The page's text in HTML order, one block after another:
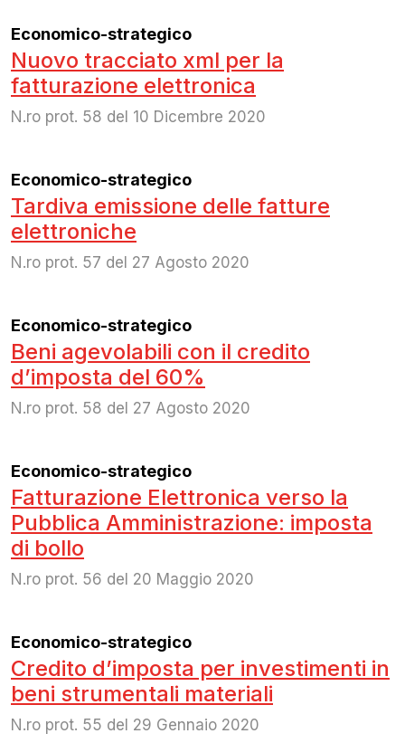
Economico-strategico
Nuovo tracciato xml per la
fatturazione elettronica
N.ro prot. 58 del 10 Dicembre 2020
Economico-strategico
Tardiva emissione delle fatture
elettroniche
N.ro prot. 57 del 27 Agosto 2020
Economico-strategico
Beni agevolabili con il credito
d’imposta del 60%
N.ro prot. 58 del 27 Agosto 2020
Economico-strategico
Fatturazione Elettronica verso la
Pubblica Amministrazione: imposta
di bollo
N.ro prot. 56 del 20 Maggio 2020
Economico-strategico
Credito d’imposta per investimenti in
beni strumentali materiali
N.ro prot. 55 del 29 Gennaio 2020